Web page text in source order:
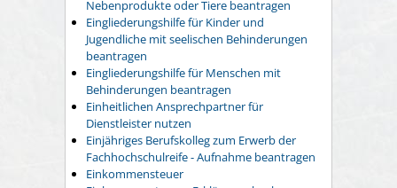
Nebenprodukte oder Tiere beantragen
Eingliederungshilfe für Kinder und
Jugendliche mit seelischen Behinderungen
beantragen
Eingliederungshilfe für Menschen mit
Behinderungen beantragen
Einheitlichen Ansprechpartner für
Dienstleister nutzen
Einjähriges Berufskolleg zum Erwerb der
Fachhochschulreife - Aufnahme beantragen
Einkommensteuer